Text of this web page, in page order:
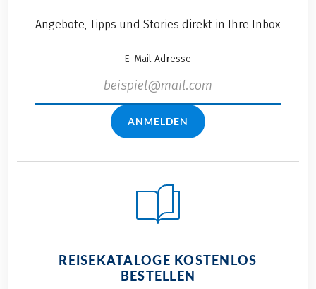
Angebote, Tipps und Stories direkt in Ihre Inbox
E-Mail Adresse
ANMELDEN
REISEKATALOGE KOSTENLOS
BESTELLEN